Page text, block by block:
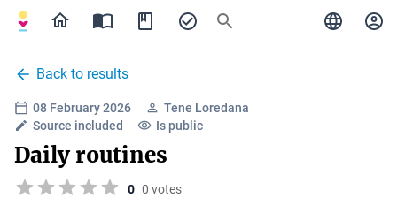
Back to results
08 February 2026
Tene Loredana
Source included
Is public
Daily routines
0 0 votes